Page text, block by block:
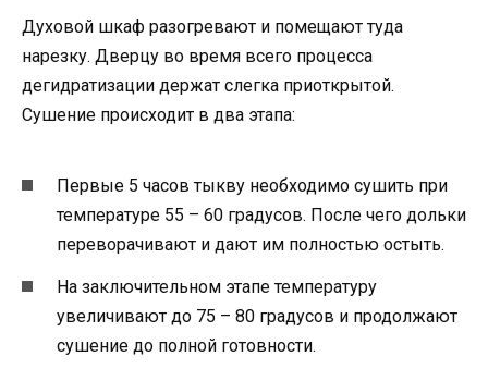
Духовой шкаф разогревают и помещают туда
нарезку. Дверцу во время всего процесса
дегидратизации держат слегка приоткрытой.
Сушение происходит в два этапа:
Первые 5 часов тыкву необходимо сушить при
температуре 55 – 60 градусов. После чего дольки
переворачивают и дают им полностью остыть.
На заключительном этапе температуру
увеличивают до 75 – 80 градусов и продолжают
сушение до полной готовности.